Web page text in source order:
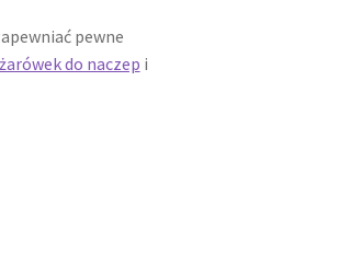
pewne
żarówek do naczep i